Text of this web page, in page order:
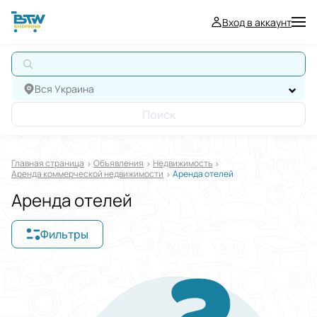
Вход в аккаунт
Вся Украина
Поиск
Главная страница Oбъявления
Недвижимость
Аренда коммерческой недвижимости
Аренда отелей
Аренда отелей
Фильтры